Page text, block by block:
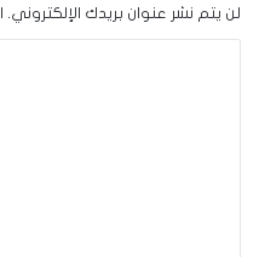
لن يتم نشر عنوان بريدك الإلكتروني.